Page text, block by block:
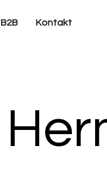
B2B Kontakt